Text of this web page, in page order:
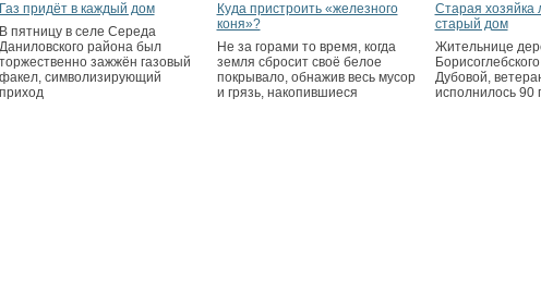
Газ придёт в каждый дом
В пятницу в селе Середа
Даниловского района был
торжественно зажжён газовый
факел, символизирующий
приход
Куда пристроить «железного
коня»?
Не за горами то время, когда
земля сбросит своё белое
покрывало, обнажив весь мусор
и грязь, накопившиеся
Старая хозяйка
старый дом
Жительнице
Дубовой,
исполнилось 90